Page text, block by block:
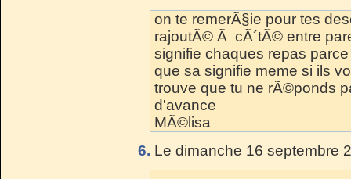
on te remerÃ§ie pour tes
rajoutÃ© Ã cÃ´tÃ© entre
signifie chaques repas
que sa signifie meme si ils
trouve que tu ne rÃ©ponds
d'avance
MÃ©lisa
6. Le dimanche 16 septembre